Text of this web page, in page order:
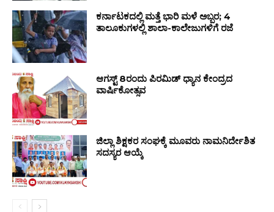
ಕರ್ನಾಟಕದಲ್ಲಿ ಮತ್ತೆ ಭಾರಿ ಮಳೆ ಅಬ್ಬರ; 4
ತಾಲೂಕುಗಳಲ್ಲಿ ಶಾಲಾ-ಕಾಲೇಜುಗಳಿಗೆ ರಜೆ
ಆಗಸ್ಟ್ 8ರಂದು ಪಿರಮಿಡ್ ಧ್ಯಾನ ಕೇಂದ್ರದ
ವಾರ್ಷಿಕೋತ್ಸವ
ಜಿಲ್ಲಾ ಶಿಕ್ಷಕರ ಸಂಘಕ್ಕೆ ಮೂವರು ನಾಮನಿರ್ದೇಶಿತ
ಸದಸ್ಯರ ಆಯ್ಕೆ